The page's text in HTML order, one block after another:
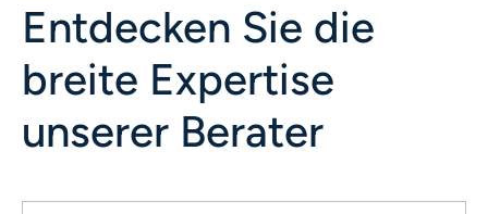
Entdecken Sie die
breite Expertise
unserer Berater